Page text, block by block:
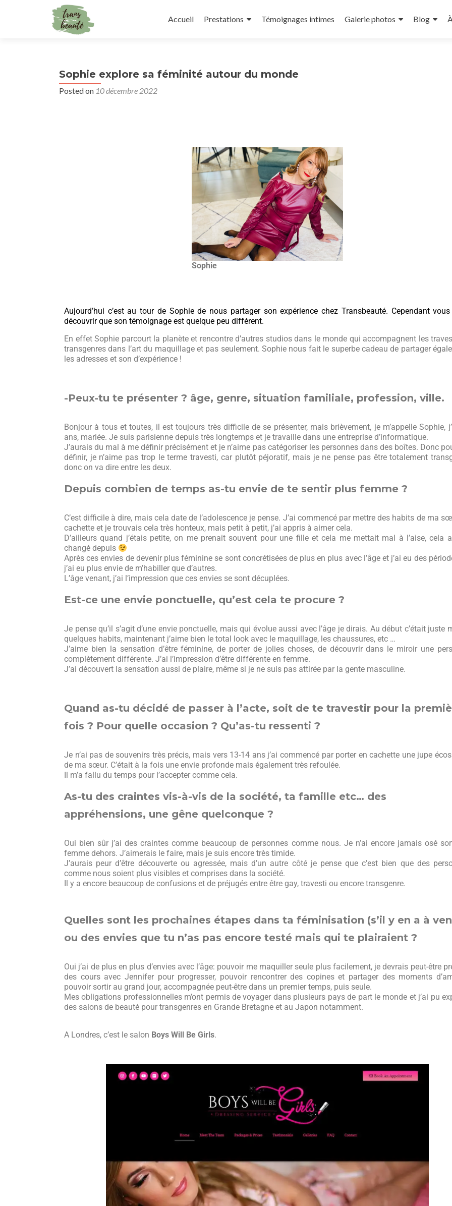
Accueil Prestations Témoignages intimes Galerie photos Blog
Sophie explore sa féminité autour du monde
Posted on 10 décembre 2022
Sophie
Aujourd’hui c’est au tour de Sophie de nous partager son expérience chez Transbeauté. Cependant
découvrir que son témoignage est quelque peu différent.
En effet Sophie parcourt la planète et rencontre d’autres studios dans le monde qui accompagnent les
transgenres dans l’art du maquillage et pas seulement. Sophie nous fait le superbe cadeau de partager
les adresses et son d’expérience !
-Peux-tu te présenter ? âge, genre, situation familiale, profession, ville.
Bonjour à tous et toutes, il est toujours très difficile de se présenter, mais brièvement, je m’appelle Sophie,
ans, mariée. Je suis parisienne depuis très longtemps et je travaille dans une entreprise d’informatique.
J’aurais du mal à me définir précisément et je n’aime pas catégoriser les personnes dans des boîtes. Donc
définir, je n’aime pas trop le terme travesti, car plutôt péjoratif, mais je ne pense pas être totalement
donc on va dire entre les deux.
Depuis combien de temps as-tu envie de te sentir plus femme ?
C’est difficile à dire, mais cela date de l’adolescence je pense. J’ai commencé par mettre des habits de ma
cachette et je trouvais cela très honteux, mais petit à petit, j’ai appris à aimer cela.
D’ailleurs quand j’étais petite, on me prenait souvent pour une fille et cela me mettait mal à l’aise, cela
changé depuis
Après ces envies de devenir plus féminine se sont concrétisées de plus en plus avec l’âge et j’ai eu des
j’ai eu plus envie de m’habiller que d’autres.
L’âge venant, j’ai l’impression que ces envies se sont décuplées.
Est-ce une envie ponctuelle, qu’est cela te procure ?
Je pense qu’il s’agit d’une envie ponctuelle, mais qui évolue aussi avec l’âge je dirais. Au début c’était juste
quelques habits, maintenant j’aime bien le total look avec le maquillage, les chaussures, etc …
J’aime bien la sensation d’être féminine, de porter de jolies choses, de découvrir dans le miroir une
complètement différente. J’ai l’impression d’être différente en femme.
J’ai découvert la sensation aussi de plaire, même si je ne suis pas attirée par la gente masculine.
Quand as-tu décidé de passer à l’acte, soit de te travestir pour la
fois ? Pour quelle occasion ? Qu’as-tu ressenti ?
Je n’ai pas de souvenirs très précis, mais vers 13-14 ans j’ai commencé par porter en cachette une jupe
de ma sœur. C’était à la fois une envie profonde mais également très refoulée.
Il m’a fallu du temps pour l’accepter comme cela.
As-tu des craintes vis-à-vis de la société, ta famille etc… des
appréhensions, une gêne quelconque ?
Oui bien sûr j’ai des craintes comme beaucoup de personnes comme nous. Je n’ai encore jamais osé
femme dehors. J’aimerais le faire, mais je suis encore très timide.
J’aurais peur d’être découverte ou agressée, mais d’un autre côté je pense que c’est bien que des
comme nous soient plus visibles et comprises dans la société.
Il y a encore beaucoup de confusions et de préjugés entre être gay, travesti ou encore transgenre.
Quelles sont les prochaines étapes dans ta féminisation (s’il y en a à
ou des envies que tu n’as pas encore testé mais qui te plairaient ?
Oui j’ai de plus en plus d’envies avec l’âge: pouvoir me maquiller seule plus facilement, je devrais peut-être
des cours avec Jennifer pour progresser, pouvoir rencontrer des copines et partager des moments
pouvoir sortir au grand jour, accompagnée peut-être dans un premier temps, puis seule.
Mes obligations professionnelles m’ont permis de voyager dans plusieurs pays de part le monde et j’ai pu
des salons de beauté pour transgenres en Grande Bretagne et au Japon notamment.
A Londres, c’est le salon Boys Will Be Girls.